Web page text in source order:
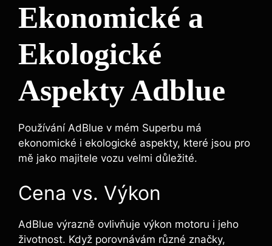
Ekonomické a
Ekologické
Aspekty Adblue
Používání AdBlue v mém Superbu má
ekonomické i ekologické aspekty, které jsou pro
mě jako majitele vozu velmi důležité.
Cena vs. Výkon
AdBlue výrazně ovlivňuje výkon motoru i jeho
životnost. Když porovnávám různé značky,